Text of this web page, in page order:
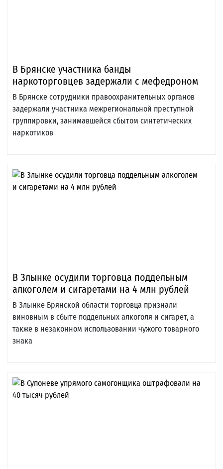
В Брянске участника банды
наркоторговцев задержали с мефедроном
В Брянске сотрудники правоохранительных органов
задержали участника межрегиональной преступной
группировки, занимавшейся сбытом синтетических
наркотиков
В Злынке осудили торговца поддельным
алкоголем и сигаретами на 4 млн рублей
В Злынке Брянской области торговца признали
виновным в сбыте поддельных алкоголя и сигарет, а
также в незаконном использовании чужого товарного
знака